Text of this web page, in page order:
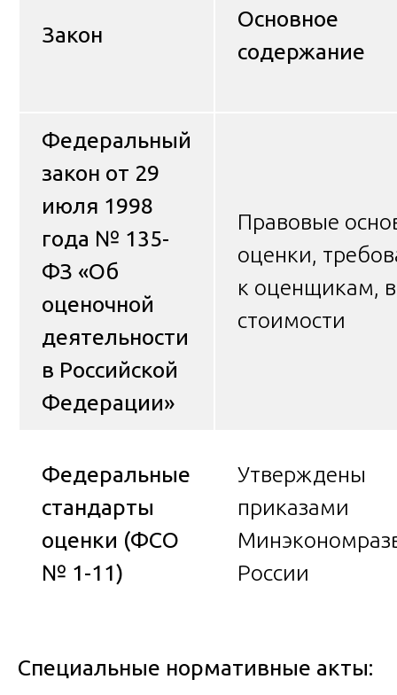
Закон
Основное
содержание
Федеральный
закон от 29
июля 1998
года № 135-
ФЗ «Об
оценочной
деятельности
в Российской
Федерации»
Правовые
оценки,
к оценщикам,
стоимости
Федеральные
стандарты
оценки (ФСО
№ 1-11)
Утверждены
приказами
России
Специальные нормативные акты: